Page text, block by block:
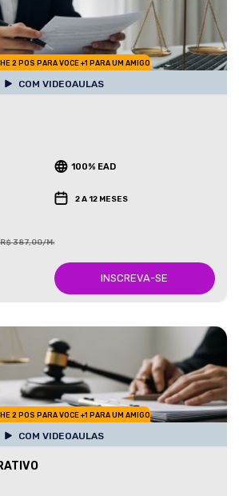
2 POS PARA VOCE +1 PARA UM AMIGO
COM VIDEOAULAS
100% EAD
2 A 12 MESES
387,00/Mês
INSCREVA-SE
2 POS PARA VOCE +1 PARA UM AMIGO
COM VIDEOAULAS